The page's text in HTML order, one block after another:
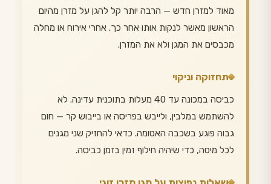
מאוד למזרן חדש — הרבה יותר קל להגן על מזרן מהיום
הראשון מאשר לנקות אותו אחר כך. אחרי אירוח או מחלה
מכבסים את המגן ולא את המזרן.
תחזוקה וניקוי
כביסה במכונה עד 40 מעלות בתוכנית עדינה. לא
להשתמש במלבין, ולייבש בפריסה או בייבוש קר — חום
גבוה פוגע בשכבה האטומה. כדאי להחזיק שני מגנים
לכל מיטה, כדי שיהיה חילוף זמין בזמן כביסה.